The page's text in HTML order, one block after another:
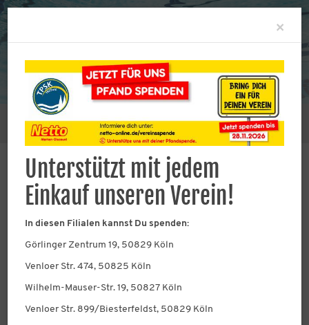
Sie befinden sich hier: Verein Der TPSK 1925 e.V.
TPSK 1925 e.V.
Unsere Schwimmabteilung mit über
1000 Mitgliedern
Die Schwimmabteilung wurde am 07.11.1925
gegründet und ist die grösste Sparte der TPSK 1925
×
Unterstützt mit jedem
Einkauf unseren Verein!
In diesen Filialen kannst Du spenden:
Görlinger Zentrum 19, 50829 Köln
Venloer Str. 474, 50825 Köln
Wilhelm-Mauser-Str. 19, 50827 Köln
Venloer Str. 899/Biesterfeldst, 50829 Köln